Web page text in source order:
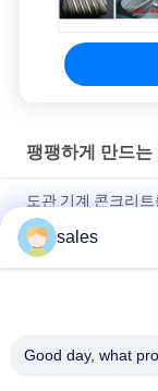
팽팽하게 만드
도관 기계 콘크리
발 덕트를 주름지게
매끄러운 평평한
sales
Good day, what